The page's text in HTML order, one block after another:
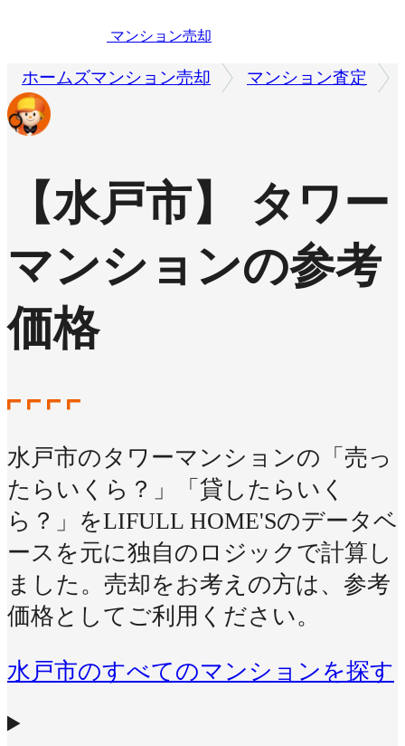
マンション売却
ホームズマンション売却 マンション査定
【水戸市】 タワー
マンションの参考
価格
水戸市のタワーマンションの「売っ
たらいくら？」「貸したらいく
ら？」をLIFULL HOME'Sのデータベ
ースを元に独自のロジックで計算し
ました。売却をお考えの方は、参考
価格としてご利用ください。
水戸市のすべてのマンションを探す